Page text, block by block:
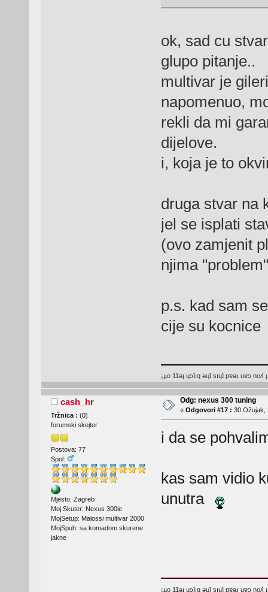
ok, sad cu
glupo pitanje..
multivar je
napomenuo,
rekli da mi
dijelove.
i, koja je to
druga stvar na
jel se isplati
(ovo zamjenit
njima
p.s. kad sam
cije su kocnice
¡ɟɟo 11ǝɟ ɥɔʇıq ǝɥʇ sıɥʇ pɐǝɹ uɐɔ noʎ
cash_hr
Tržnica : (0)
forumski skejter
Postova: 77
Spol:
Mjesto: Zagreb
Moj Skuter: Nexus 300ie
MojSetup: Malossi multivar 2000
MojSpuh: sa komadom skurene
jakne
Odg: nexus 300 tuning
« Odgovori #17 : 30 Ožujak,
i da se
kas sam vidio
unutra
¡ɟɟo 11ǝɟ ɥɔʇıq ǝɥʇ sıɥʇ pɐǝɹ uɐɔ noʎ